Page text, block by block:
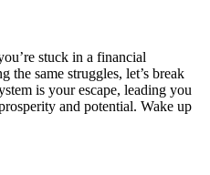
stuck in a financial
the same struggles, let’s break
is your escape, leading you
and potential. Wake up